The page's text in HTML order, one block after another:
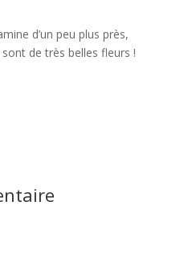
d’un peu plus près,
de très belles fleurs !